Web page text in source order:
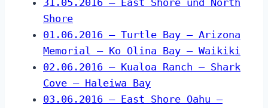
Shore
01.06.2016 – Turtle Bay – Arizona
Memorial – Ko Olina Bay – Waikiki
02.06.2016 – Kualoa Ranch – Shark
Cove – Haleiwa Bay
03.06.2016 – East Shore Oahu –